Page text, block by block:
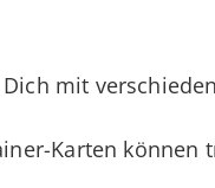
mit
Karten können